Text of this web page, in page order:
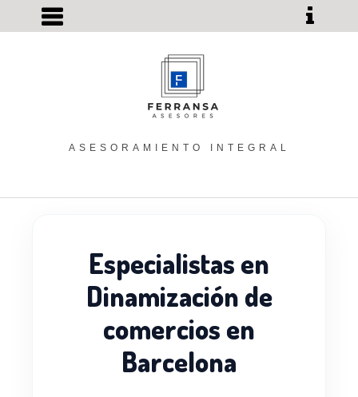
ASESORAMIENTO INTEGRAL
Especialistas en
Dinamización de
comercios en
Barcelona